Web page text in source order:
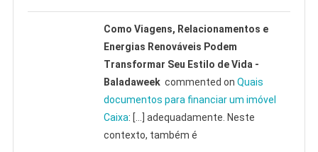
Como Viagens, Relacionamentos e
Energias Renováveis Podem
Transformar Seu Estilo de Vida -
Baladaweek commented onQuais
documentos para financiar um imóvel
Caixa: […] adequadamente. Neste
contexto, também é